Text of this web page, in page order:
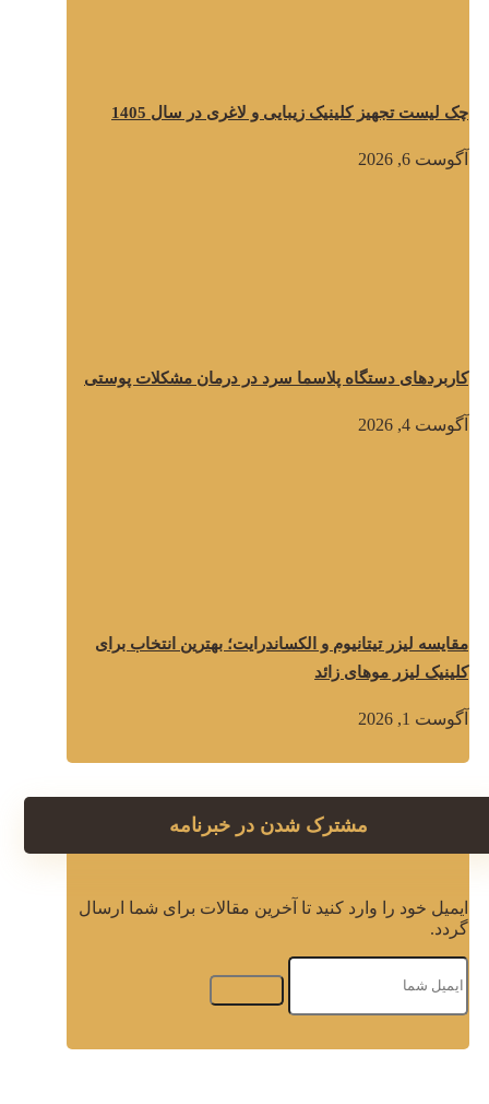
چک لیست تجهیز کلینیک زیبایی و لاغری در سال 1405
آگوست 6, 2026
کاربردهای دستگاه پلاسما سرد در درمان مشکلات پوستی
آگوست 4, 2026
مقایسه لیزر تیتانیوم و الکساندرایت؛ بهترین انتخاب برای
کلینیک لیزر موهای زائد
آگوست 1, 2026
مشترک شدن در خبرنامه
ایمیل خود را وارد کنید تا آخرین مقالات برای شما ارسال
گردد.